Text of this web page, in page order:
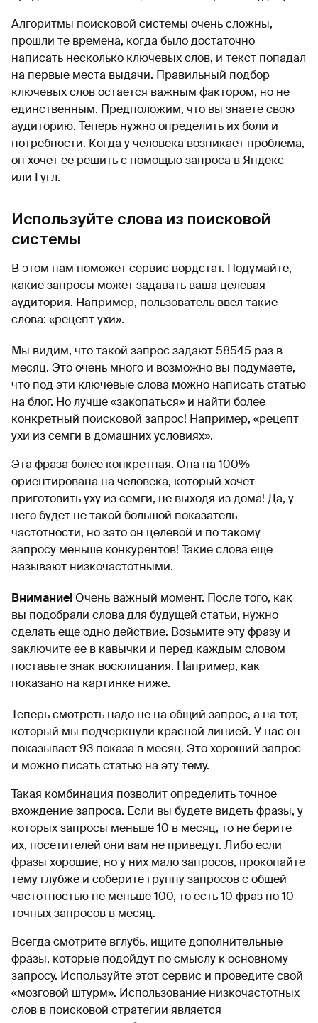
Алгоритмы поисковой системы очень сложны,
прошли те времена, когда было достаточно
написать несколько ключевых слов, и текст попадал
на первые места выдачи. Правильный подбор
ключевых слов остается важным фактором, но не
единственным. Предположим, что вы знаете свою
аудиторию. Теперь нужно определить их боли и
потребности. Когда у человека возникает проблема,
он хочет ее решить с помощью запроса в Яндекс
или Гугл.
Используйте слова из поисковой
системы
В этом нам поможет сервис вордстат. Подумайте,
какие запросы может задавать ваша целевая
аудитория. Например, пользователь ввел такие
слова: «рецепт ухи».
Мы видим, что такой запрос задают 58545 раз в
месяц. Это очень много и возможно вы подумаете,
что под эти ключевые слова можно написать статью
на блог. Но лучше «закопаться» и найти более
конкретный поисковой запрос! Например, «рецепт
ухи из семги в домашних условиях».
Эта фраза более конкретная. Она на 100%
ориентирована на человека, который хочет
приготовить уху из семги, не выходя из дома! Да, у
него будет не такой большой показатель
частотности, но зато он целевой и по такому
запросу меньше конкурентов! Такие слова еще
называют низкочастотными.
Внимание!Очень важный момент. После того, как
вы подобрали слова для будущей статьи, нужно
сделать еще одно действие. Возьмите эту фразу и
заключите ее в кавычки и перед каждым словом
поставьте знак восклицания. Например, как
показано на картинке ниже.
Теперь смотреть надо не на общий запрос, а на тот,
который мы подчеркнули красной линией. У нас он
показывает 93 показа в месяц. Это хороший запрос
и можно писать статью на эту тему.
Такая комбинация позволит определить точное
вхождение запроса. Если вы будете видеть фразы, у
которых запросы меньше 10 в месяц, то не берите
их, посетителей они вам не приведут. Либо если
фразы хорошие, но у них мало запросов, прокопайте
тему глубже и соберите группу запросов с общей
частотностью не меньше 100, то есть 10 фраз по 10
точных запросов в месяц.
Всегда смотрите вглубь, ищите дополнительные
фразы, которые подойдут по смыслу к основному
запросу. Используйте этот сервис и проведите свой
«мозговой штурм». Использование низкочастотных
слов в поисковой стратегии является